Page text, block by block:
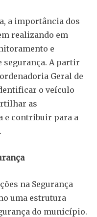
a importância dos
realizando em
e
segurança. A partir
Geral de
o veículo
as
e contribuir para a
na Segurança
uma estrutura
do município.